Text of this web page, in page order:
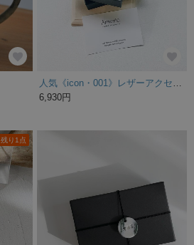
6,930円
残り1点